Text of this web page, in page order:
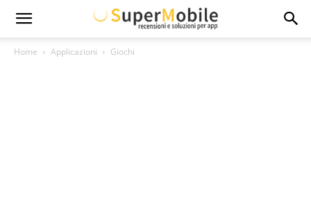
Super
Home Applicazioni Giochi